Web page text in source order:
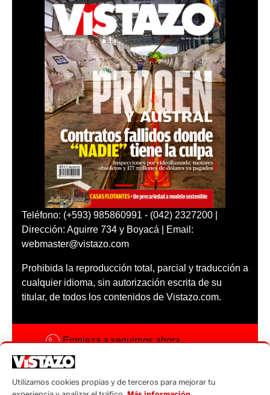
Teléfono: (+593) 985860991 - (042) 2327200 |
Dirección: Aguirre 734 y Boyacá | Email:
webmaster@vistazo.com
Prohibida la reproducción total, parcial y traducción a
cualquier idioma, sin autorización escrita de su
titular, de todos los contenidos de Vistazo.com.
Empieza a seguirnos ahora
Código ética
Utilizamos cookies propias y de terceros para mejorar tu